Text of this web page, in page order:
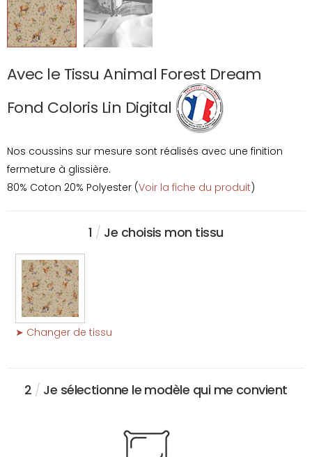
Avec le Tissu Animal Forest Dream
Fond Coloris Lin Digital
Nos coussins sur mesure sont réalisés avec une finition
fermeture à glissière.
80% Coton 20% Polyester (Voir la fiche du produit)
1 / Je choisis mon tissu
➤ Changer de tissu
2 / Je sélectionne le modèle qui me convient